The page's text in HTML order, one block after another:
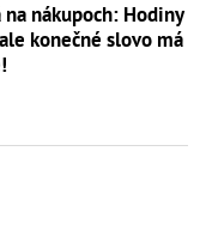
na nákupoch: Hodiny
konečné slovo má